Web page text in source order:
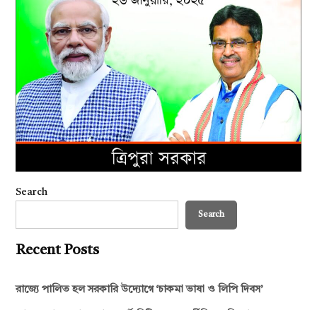
Search
Search
Recent Posts
রাজ্যে পালিত হল সরকারি উদ্যোগে ‘চাকমা ভাষা ও লিপি দিবস’